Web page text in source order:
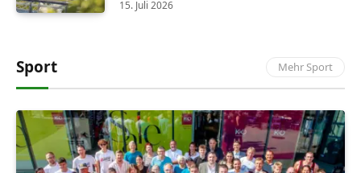
15. Juli 2026
Sport Mehr Sport